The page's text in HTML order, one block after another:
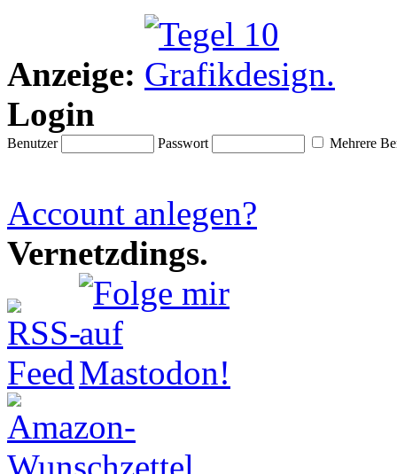
Anzeige:
Login
Benutzer Passwort Mehrere
Account anlegen?
Vernetzdings.